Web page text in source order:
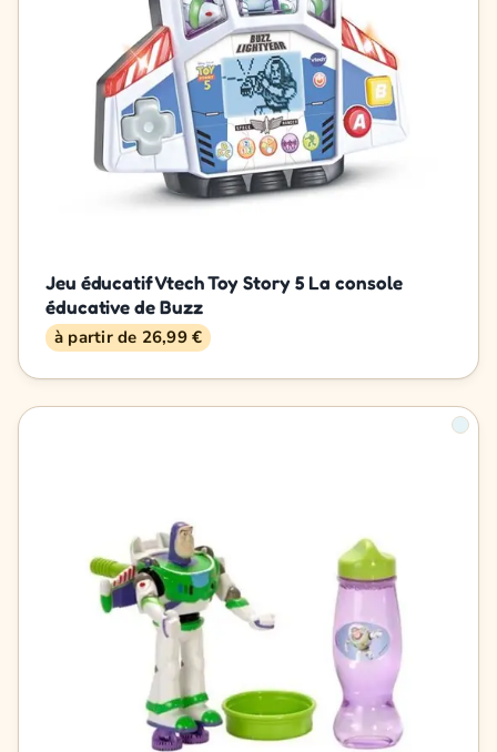
Jeu éducatif Vtech Toy Story 5 La console
éducative de Buzz
à partir de 26,99 €